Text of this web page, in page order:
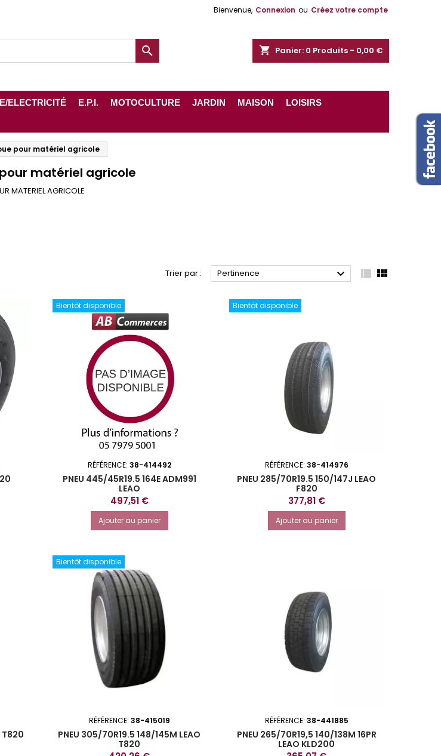
Bienvenue, Connexion ou Créez votre compte
shopping_cart Panier: 0 Produits - 0,00 €

ELECTRICITÉ E.P.I. MOTOCULTURE JARDIN MAISON
LOISIRS
pour matériel agricole
matériel agricole
MATERIEL AGRICOLE
Trier par : Pertinence   
Bientôt disponible
RÉFÉRENCE: 38-414492
PNEU 445/45R19.5 164E ADM991
LEAO
Prix
497,51 €
Ajouter au panier
Bientôt disponible
RÉFÉRENCE: 38-414976
PNEU 285/70R19.5 150/147J LEAO
F820
Prix
377,81 €
Ajouter au panier
T820
Bientôt disponible
RÉFÉRENCE: 38-415019
PNEU 305/70R19.5 148/145M LEAO
T820
RÉFÉRENCE: 38-441885
PNEU 265/70R19,5 140/138M 16PR
LEAO KLD200